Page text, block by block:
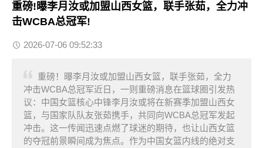
重磅!曝李月汝或加盟山西女篮，联手张茹，全力冲
击WCBA总冠军!
2026-07-06 09:52:33
重磅！曝李月汝或加盟山西女篮，联手张茹，全力
冲击WCBA总冠军近日，一则重磅消息在篮球圈引发热
议：中国女篮核心中锋李月汝或将在新赛季加盟山西女
篮，与国家队队友张茹携手，共同向WCBA总冠军发起
冲击。这一传闻迅速点燃了球迷的期待，也让山西女篮
的夺冠前景瞬间成为焦点。作为中国女篮内线的绝对支